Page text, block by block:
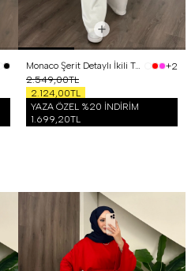
Monaco Şerit Detaylı İkili Takım Sarı
+2
2.549,00TL
2.124,00TL
YAZA ÖZEL %20 İNDİRİM
1.699,20TL